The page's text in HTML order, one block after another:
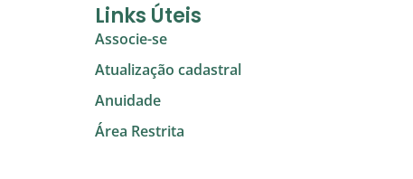
Links Úteis
Associe-se
Atualização cadastral
Anuidade
Área Restrita